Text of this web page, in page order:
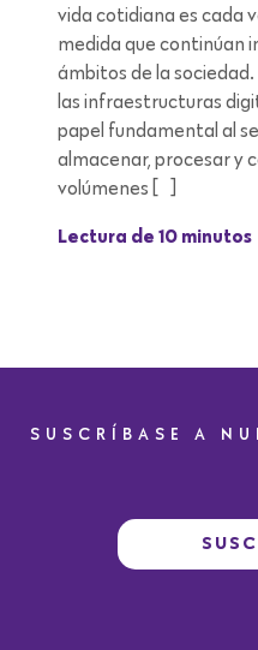
vida cotidiana es cada
medida que continúan
ámbitos de la sociedad.
las infraestructuras
papel fundamental al
almacenar, procesar y
volúmenes […]
Lectura de 10 minutos
SUSCRÍBASE A